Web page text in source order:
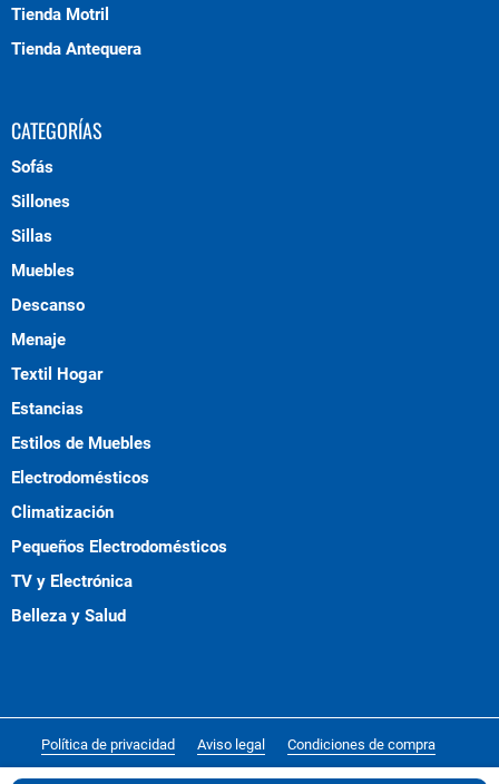
Tienda Motril
Tienda Antequera
CATEGORÍAS
Sofás
Sillones
Sillas
Muebles
Descanso
Menaje
Textil Hogar
Estancias
Estilos de Muebles
Electrodomésticos
Climatización
Pequeños Electrodomésticos
TV y Electrónica
Belleza y Salud
Política de privacidad Aviso legal Condiciones de compra